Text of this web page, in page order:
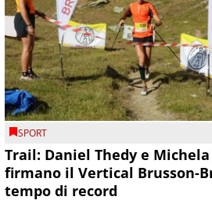
SPORT
Trail: Daniel Thedy e
firmano il Vertical Brusson-
tempo di record